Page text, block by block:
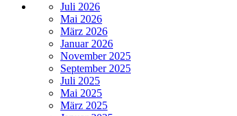
Juli 2026
Mai 2026
März 2026
Januar 2026
November 2025
September 2025
Juli 2025
Mai 2025
März 2025